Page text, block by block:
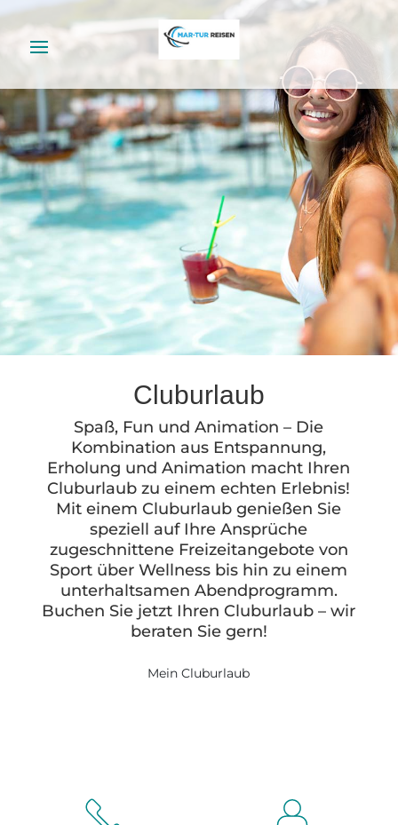
Cluburlaub
Spaß, Fun und Animation – Die
Kombination aus Entspannung,
Erholung und Animation macht Ihren
Cluburlaub zu einem echten Erlebnis!
Mit einem Cluburlaub genießen Sie
speziell auf Ihre Ansprüche
zugeschnittene Freizeitangebote von
Sport über Wellness bis hin zu einem
unterhaltsamen Abendprogramm.
Buchen Sie jetzt Ihren Cluburlaub – wir
beraten Sie gern!
Mein Cluburlaub